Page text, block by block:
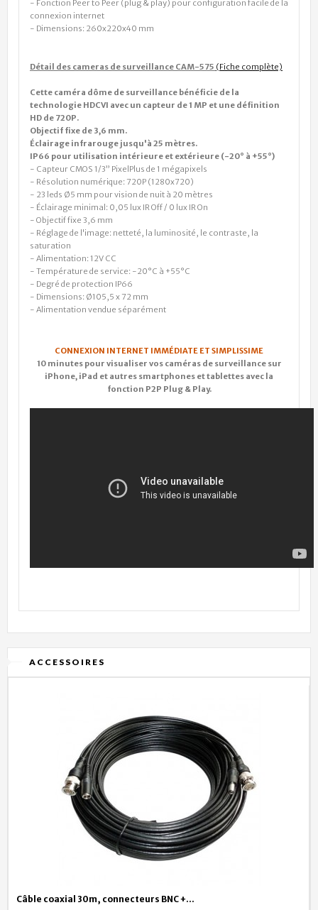
- Fonction Peer to Peer (plug & play) pour configuration facile de la
connexion internet
- Dimensions: 260x220x40 mm
Détail des cameras de surveillance CAM-575 (Fiche complète)
Cette caméra dôme de surveillance bénéficie de la
technologie HDCVI avec un capteur de 1 MP et une définition
HD de 720P.
Objectif fixe de 3,6 mm.
Éclairage infrarouge jusqu'à 25 mètres.
IP66 pour utilisation intérieure et extérieure (-20° à +55°)
- Capteur CMOS 1/3” PixelPlus de 1 mégapixels
- Résolution numérique: 720P (1280x720)
- 23 leds Ø5 mm pour vision de nuit à 20 mètres
- Éclairage minimal: 0,05 lux IR Off / 0 lux IR On
- Objectif fixe 3,6 mm
- Réglage de l'image: netteté, la luminosité, le contraste, la
saturation
- Alimentation: 12V CC
- Température de service: -20°C à +55°C
- Degré de protection IP66
- Dimensions: Ø105,5 x 72 mm
- Alimentation vendue séparément
CONNEXION INTERNET IMMÉDIATE ET SIMPLISSIME
10 minutes pour visualiser vos caméras de surveillance sur
iPhone, iPad et autres smartphones et tablettes avec la
fonction P2P Plug & Play.
ACCESSOIRES
Câble coaxial 30m, connecteurs BNC +...